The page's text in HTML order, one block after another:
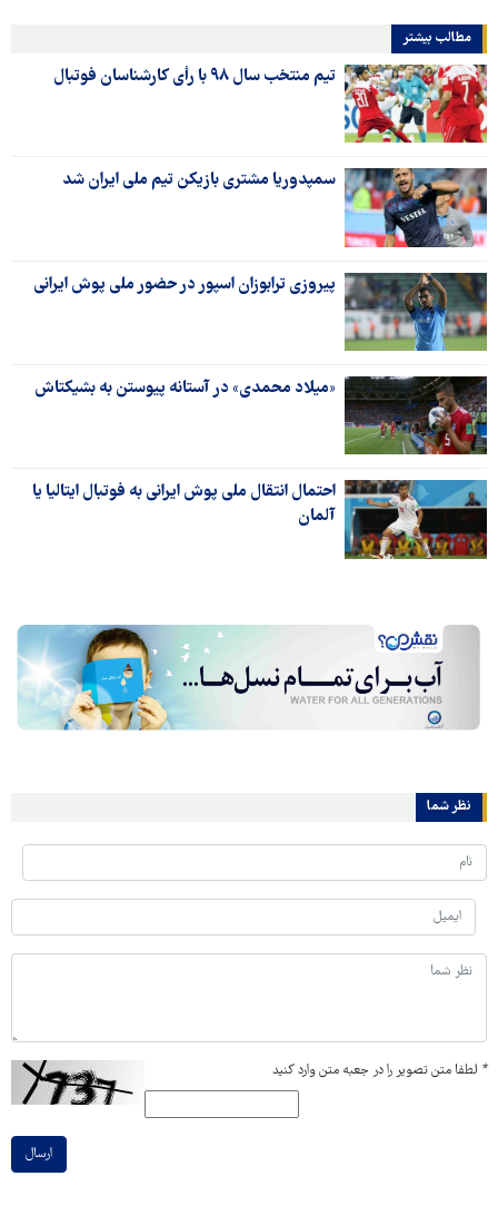
مطالب بیشتر
تیم منتخب سال ۹۸ با رأی کارشناسان فوتبال
سمپدوریا مشتری بازیکن تیم ملی ایران شد
پیروزی ترابوزان اسپور در حضور ملی پوش ایرانی
«میلاد محمدی» در آستانه پیوستن به بشیکتاش
احتمال انتقال ملی پوش ایرانی به فوتبال ایتالیا یا
آلمان
نظر شما
* لطفا متن تصویر را در جعبه متن وارد کنید
ارسال